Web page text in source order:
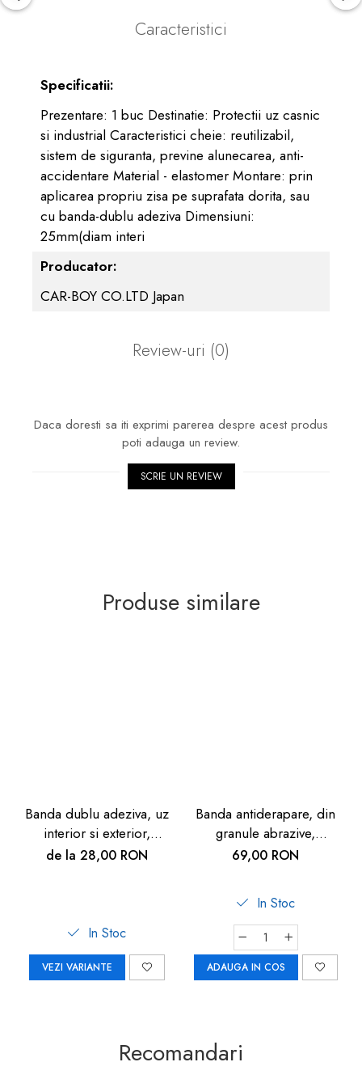
Caracteristici
Specificatii:
Prezentare: 1 buc Destinatie: Protectii uz casnic
si industrial Caracteristici cheie: reutilizabil,
sistem de siguranta, previne alunecarea, anti-
accidentare Material - elastomer Montare: prin
aplicarea propriu zisa pe suprafata dorita, sau
cu banda-dublu adeziva Dimensiuni:
25mm(diam interi
Producator:
CAR-BOY CO.LTD Japan
Review-uri (0)
Daca doresti sa iti exprimi parerea despre acest produs
poti adauga un review.
SCRIE UN REVIEW
Produse similare
Banda dublu adeziva, uz
interior si exterior,
transparenta, 30M
de la 28,00 RON
In Stoc
VEZI VARIANTE
Banda antiderapare, din
granule abrazive,
autoadeziva, 5m, neagra
69,00 RON
In Stoc
ADAUGA IN COS
Recomandari